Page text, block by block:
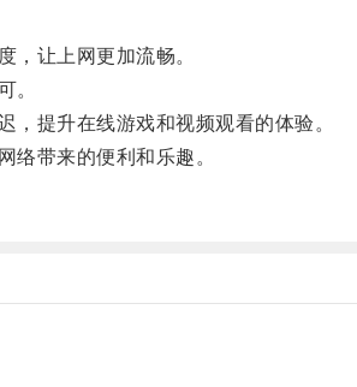
让上网更加流畅。
。
提升在线游戏和视频观看的体验。
带来的便利和乐趣。